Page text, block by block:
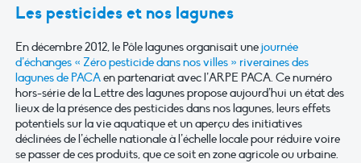
Les pesticides et nos lagunes
En décembre 2012, le Pôle lagunes organisait unejournée
d’échanges « Zéro pesticide dans nos villes » riveraines des
lagunes de PACAen partenariat avec l’ARPE PACA. Ce numéro
hors-série de la Lettre des lagunes propose aujourd’hui un état des
lieux de la présence des pesticides dans nos lagunes, leurs effets
potentiels sur la vie aquatique et un aperçu des initiatives
déclinées de l’échelle nationale à l’échelle locale pour réduire voire
se passer de ces produits, que ce soit en zone agricole ou urbaine.